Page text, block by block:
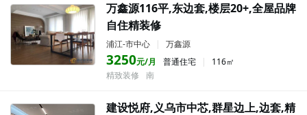
万鑫源116平,东边套,楼层20+,全屋品牌
自住精装修
浦江-市中心 | 万鑫源
3250元/月 普通住宅 |
116㎡
精致装修
南
建设悦府,义乌市中芯,群星边上,边套,精